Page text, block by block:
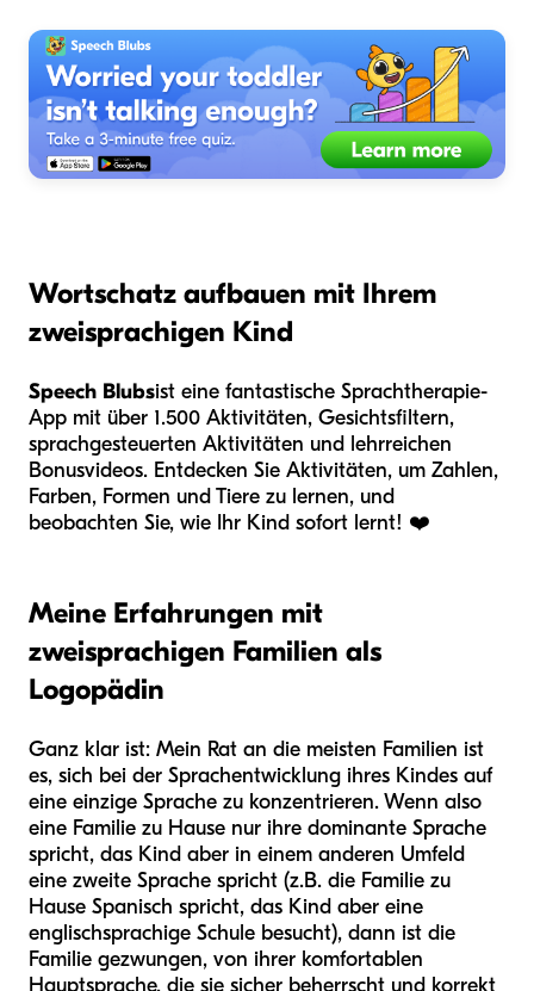
Wortschatz aufbauen mit Ihrem
zweisprachigen Kind
Speech Blubsist eine fantastische Sprachtherapie-
App mit über 1.500 Aktivitäten, Gesichtsfiltern,
sprachgesteuerten Aktivitäten und lehrreichen
Bonusvideos. Entdecken Sie Aktivitäten, um Zahlen,
Farben, Formen und Tiere zu lernen, und
beobachten Sie, wie Ihr Kind sofort lernt! ❤️
Meine Erfahrungen mit
zweisprachigen Familien als
Logopädin
Ganz klar ist: Mein Rat an die meisten Familien ist
es, sich bei der Sprachentwicklung ihres Kindes auf
eine einzige Sprache zu konzentrieren. Wenn also
eine Familie zu Hause nur ihre dominante Sprache
spricht, das Kind aber in einem anderen Umfeld
eine zweite Sprache spricht (z.B. die Familie zu
Hause Spanisch spricht, das Kind aber eine
englischsprachige Schule besucht), dann ist die
Familie gezwungen, von ihrer komfortablen
Hauptsprache, die sie sicher beherrscht und korrekt